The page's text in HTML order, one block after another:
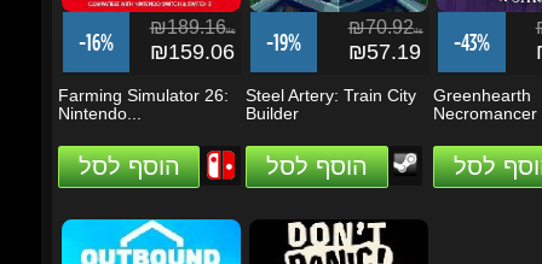
הוסף לסל הוסף לסל לסל